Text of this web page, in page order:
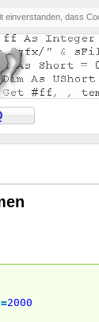
einverstanden, dass
=2000